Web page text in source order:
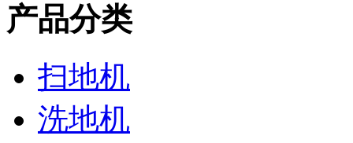
产品分类
扫地机
洗地机